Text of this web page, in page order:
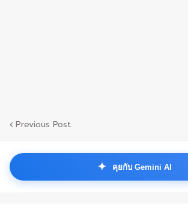
Previous Post
✦ คุยกับ Gemini AI